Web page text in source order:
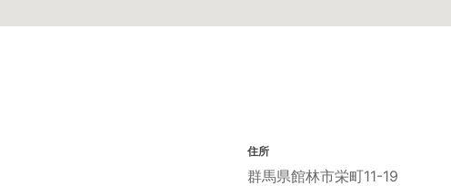
住所
群馬県館林市栄町11-19